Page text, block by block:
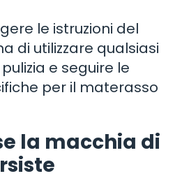
le istruzioni del
di utilizzare qualsiasi
e seguire le
per il materasso
la macchia di